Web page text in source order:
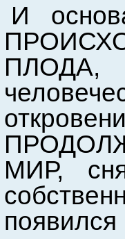
И
ПЛОДА,
МИР,